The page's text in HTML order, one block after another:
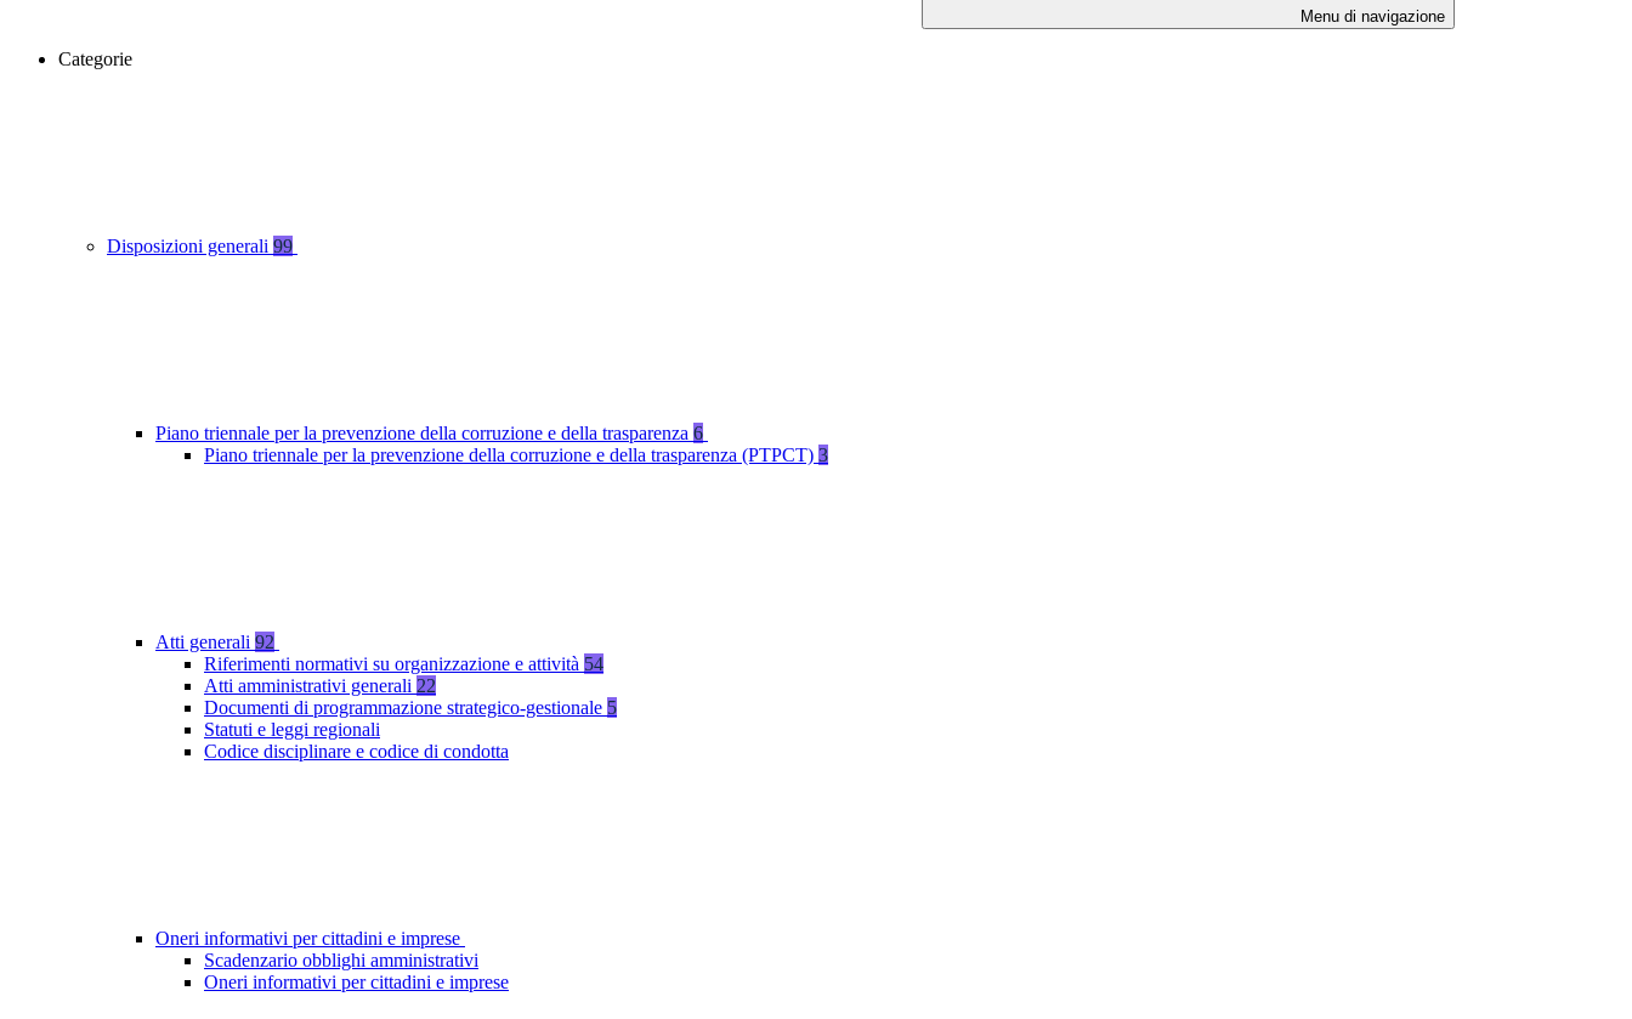
Menu di navigazione
Categorie
Disposizioni generali 99
Piano triennale per la prevenzione della corruzione e della trasparenza 6
Piano triennale per la prevenzione della corruzione e della trasparenza (PTPCT) 3
Atti generali 92
Riferimenti normativi su organizzazione e attività 54
Atti amministrativi generali 22
Documenti di programmazione strategico-gestionale 5
Statuti e leggi regionali
Codice disciplinare e codice di condotta
Oneri informativi per cittadini e imprese
Scadenzario obblighi amministrativi
Oneri informativi per cittadini e imprese